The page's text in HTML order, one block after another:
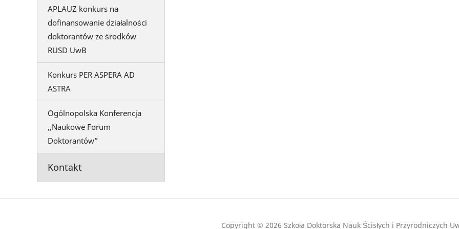
APLAUZ konkurs na
dofinansowanie działalności
doktorantów ze środków
RUSD UwB
Konkurs PER ASPERA AD
ASTRA
Ogólnopolska Konferencja
,,Naukowe Forum
Doktorantów”
Kontakt
Copyright © 2026 Szkoła Doktorska Nauk Ścisłych i Przyrodniczych